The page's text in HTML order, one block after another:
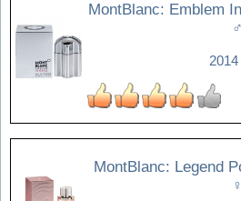
MontBlanc: Emblem
♂
2014
MontBlanc: Legend
♀